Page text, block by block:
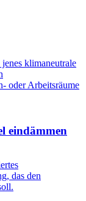
klimaneutrale
oder Arbeitsräume
eindämmen
das den